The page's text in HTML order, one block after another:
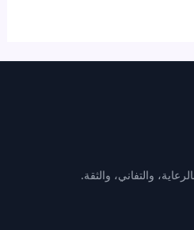
والتفاني، والثقة.